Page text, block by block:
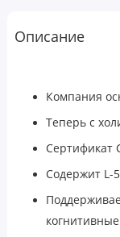
Описание
Компания
Теперь с
Сертификат
Содержит L-